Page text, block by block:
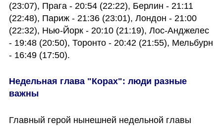
(23:07), Прага - 20:54 (22:22), Берлин - 21:11
(22:48), Париж - 21:36 (23:01), Лондон - 21:00
(22:32), Нью-Йорк - 20:10 (21:19), Лос-Анджелес
- 19:48 (20:50), Торонто - 20:42 (21:55), Мельбурн
- 16:49 (17:50).
Недельная глава "Корах": люди разные
важны
Главный герой нынешней недельной главы